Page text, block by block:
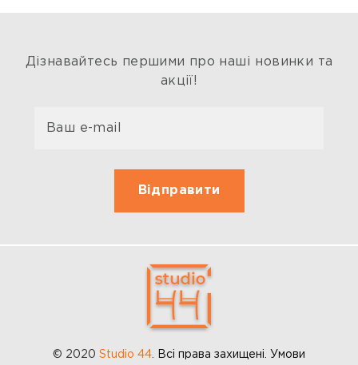
Дізнавайтесь першими про наші новинки та
акції!
© 2020 Studio 44 Всі права захищені. Умови